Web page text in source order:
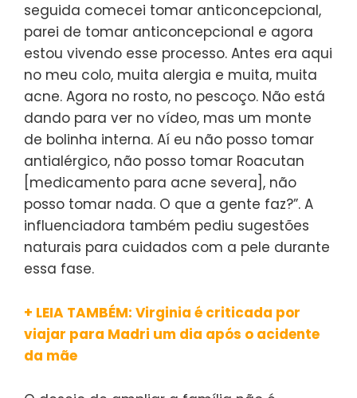
seguida comecei tomar anticoncepcional,
parei de tomar anticoncepcional e agora
estou vivendo esse processo. Antes era aqui
no meu colo, muita alergia e muita, muita
acne. Agora no rosto, no pescoço. Não está
dando para ver no vídeo, mas um monte
de bolinha interna. Aí eu não posso tomar
antialérgico, não posso tomar Roacutan
[medicamento para acne severa], não
posso tomar nada. O que a gente faz?”. A
influenciadora também pediu sugestões
naturais para cuidados com a pele durante
essa fase.
+ LEIA TAMBÉM: Virginia é criticada por
viajar para Madri um dia após o acidente
da mãe